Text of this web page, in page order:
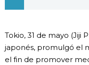
Vida
Guía de Japón
Tokio, 31 de mayo (Jiji
japonés, promulgó el
el fin de promover